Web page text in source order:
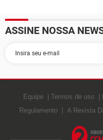
ASSINE NOSSA
Equipe Termos de uso
Regulamento
A Revista